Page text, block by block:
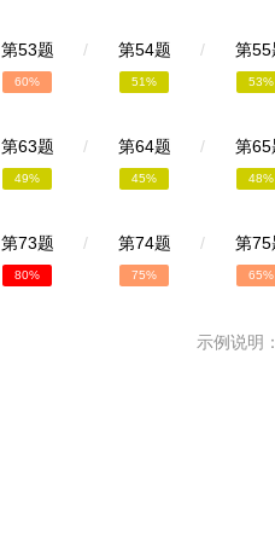
第53题 /
60%
第54题 /
51%
第55
53%
第63题 /
49%
第64题 /
45%
第65
48%
第73题 /
80%
第74题 /
75%
第75
65%
示例说明